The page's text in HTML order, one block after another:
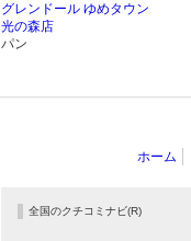
グレンドール ゆめタウン
光の森店
パン
ホーム
全国のクチコミナビ(R)